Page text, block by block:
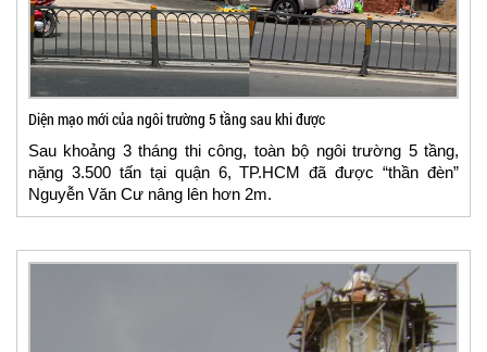
Diện mạo mới của ngôi trường 5 tầng sau khi được
Sau khoảng 3 tháng thi công, toàn bộ ngôi trường 5 tầng,
nặng 3.500 tấn tại quận 6, TP.HCM đã được “thần đèn”
Nguyễn Văn Cư nâng lên hơn 2m.